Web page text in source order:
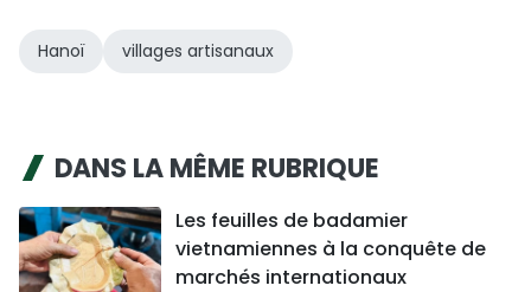
Hanoï villages artisanaux
DANS LA MÊME RUBRIQUE
Les feuilles de badamier
vietnamiennes à la conquête de
marchés internationaux